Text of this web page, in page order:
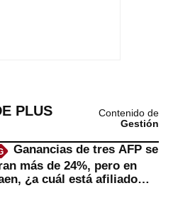
PLUS
Contenido de
Gestión
Ganancias de tres AFP se
más de 24%, pero en
¿a cuál está afiliado